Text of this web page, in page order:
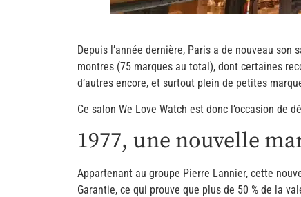
Depuis l’année dernière, Paris a de nouveau
montres (75 marques au total), dont certaines
d’autres encore, et surtout plein de petites
Ce salon We Love Watch est donc l’occasion de
1977, une nouvelle
Appartenant au groupe Pierre Lannier, cette
Garantie, ce qui prouve que plus de 50 % de la